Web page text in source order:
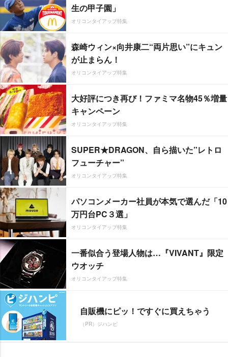
生の甲子園」
オリコンタイアップ特集
森崎ウィン×向井康二“両片思い”にキュン
が止まらん！
オリコンタイアップ特集
大好評につき再び！ファミマ名物45％増量
キャンペーン
オリコンタイアップ特集
SUPER★DRAGON、自ら描いた”レトロ
フューチャー”
オリコンタイアップ特集
パソコンメーカー社員が本気で選んだ「10
万円台PC３選」
オリコンタイアップ特集
一番似合う登場人物は…『VIVANT』限定
ウオッチ
オリコンタイアップ特集
自販機にピッ！ですぐに買えちゃう
（PR）ジハンピ